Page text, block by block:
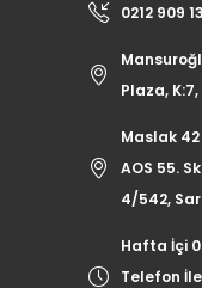
0212 909
Plaza, K:7,
Maslak
AOS 55.
4/542,
Hafta İçi
Telefon